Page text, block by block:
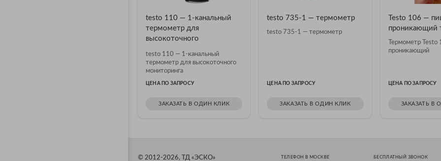
testo 110 — 1-канальный
термометр для
высокоточного
testo 110 — 1-канальный
термометр для высокоточного
мониторинга
ЦЕНА ПО ЗАПРОСУ
ЗАКАЗАТЬ В ОДИН КЛИК
testo 735-1 — термометр
testo 735-1 — термометр
ЦЕНА ПО ЗАПРОСУ
ЗАКАЗАТЬ В ОДИН КЛИК
Testo 106 —
проникающий
Термометр
проникающий
ЦЕНА ПО ЗАПРОСУ
ЗАКАЗАТЬ В
© 2012-2026, ТД «ЭСКО» ТЕЛЕФОН В МОСКВЕ БЕСПЛАТНЫЙ ЗВОНОК